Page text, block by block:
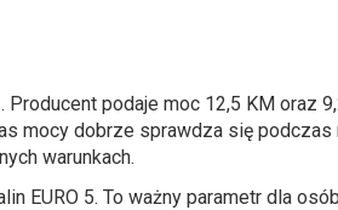
podaje moc 12,5 KM oraz
mocy dobrze sprawdza się
warunkach.
EURO 5. To ważny parametr dla